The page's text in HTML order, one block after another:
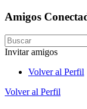
Amigos
Invitar amigos
Volver al Perfil
Volver al Perfil